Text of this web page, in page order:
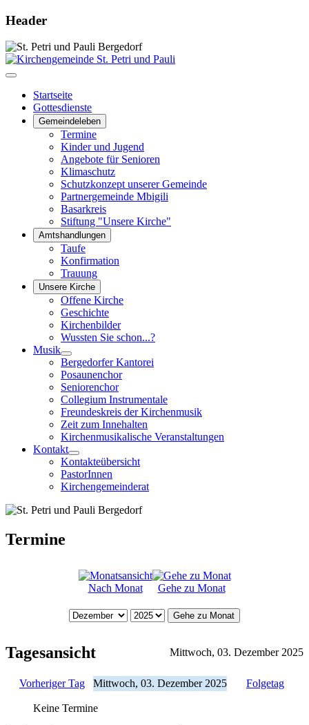
Header
Startseite
Gottesdienste
Gemeindeleben
Termine
Kinder und Jugend
Angebote für Senioren
Klimaschutz
Schutzkonzept unserer Gemeinde
Partnergemeinde Mbigili
Basarkreis
Stiftung "Unsere Kirche"
Amtshandlungen
Taufe
Konfirmation
Trauung
Unsere Kirche
Offene Kirche
Geschichte
Kirchenbilder
Wussten Sie schon...?
Musik
Bergedorfer Kantorei
Posaunenchor
Seniorenchor
Collegium Instrumentale
Freundeskreis der Kirchenmusik
Zeit zum Innehalten
Kirchenmusikalische Veranstaltungen
Kontakt
Kontakteübersicht
PastorInnen
Kirchengemeinderat
Termine
Nach Monat Gehe zu Monat
Gehe zu Monat
Tagesansicht Mittwoch, 03. Dezember 2025
Vorheriger Tag Mittwoch, 03. Dezember 2025 Folgetag
Keine Termine